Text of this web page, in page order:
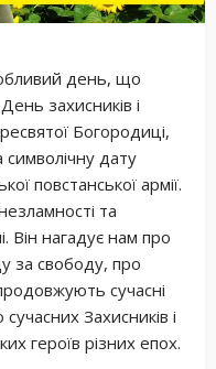
день, що
захисників і
Богородиці,
символічну дату
повстанської армії.
та
Він нагадує нам про
за свободу, про
сучасні
Захисників і
героїв різних епох.